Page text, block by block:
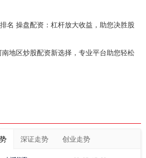
名 操盘配资：杠杆放大收益，助您决胜股
地区炒股配资新选择，专业平台助您轻松
深证走势 创业走势